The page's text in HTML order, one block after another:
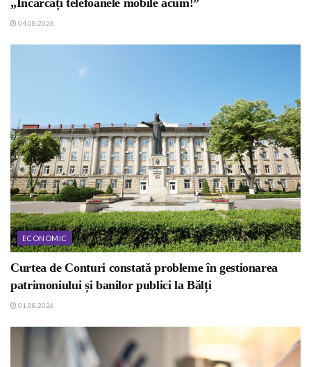
„Încărcați telefoanele mobile acum!”
04.08.2026
ECONOMIC
Curtea de Conturi constată probleme în gestionarea
patrimoniului și banilor publici la Bălți
01.08.2026